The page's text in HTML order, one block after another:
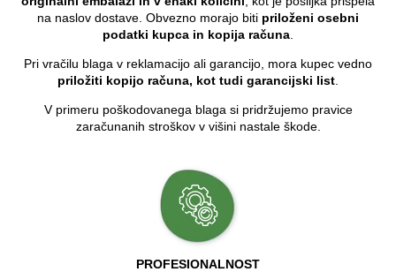
na naslov dostave. Obvezno morajo biti priloženi osebni
podatki kupca in kopija računa
Pri vračilu blaga v reklamacijo ali garancijo, mora kupec vedno
priložiti kopijo računa, kot tudi garancijski list
V primeru poškodovanega blaga si pridržujemo pravice
zaračunanih stroškov v višini nastale škode.
PROFESIONALNOST